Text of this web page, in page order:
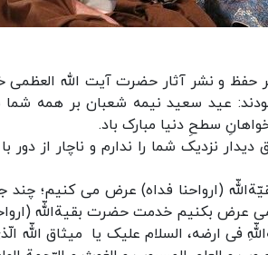
حفظ و نشر آثار حضرت آیت الله العظمی
عید سعید نیمه‌ شعبان بر همه‌ شما
سطحِ دنیا مبارک باد.
دیدار نزدیک شما را ندارم و ناچار از
(ارواحنا فداه) عرض می کنیم؛
عرض بکنیم خدمت حضرت بقیة‌اللّه
فی ارضه، السلام علیک یا میثاق اللّه